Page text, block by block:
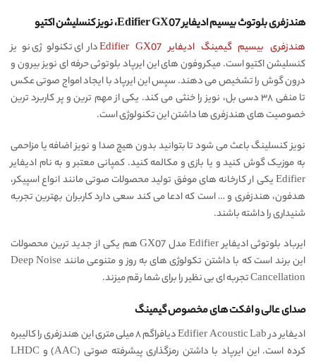
هندزفری بلوتوث بیسیم ادیفایر Edifier GX07، نویز کنسلیشن اکتیو
هندزفری بیسیم گیمینگ ادیفایر Edifier GX07
دارای تکنولوژی نویز
کنسلیشن اکتیو است. میکروفون های این ایرپاد بلوتوثی حرفه ای نویز بیرون و
درون گوش را تشخیص می دهند. سپس این ایرپاد با ایجاد امواج صوتی عکس
تا منفی ۳۸ دسی بل، نویز را خنثی می کند. یکی از مهم ترین و پر کاربرد ترین
خصوصیت های هندزفری ها داشتن این تکنولوژی است.
نویز کنسلینگ باعث می شود تا بتوانید بدون هیچ صدا و نویز اضافه یا مزاحمی
به موزیک گوش کنید و یا بازی و مکالمه کنید. کمپانی معتبر و به نام ادیفایر
Edifier یکی ار کارخانه های موفق تولید محصولات صوتی مانند انواع اسپیکر،
هدفون، هندزفری و … است که ادعا می کند سعی دارد کاربران بهترین تجربه
شنیداری را داشته باشند.
ایرباد بلوتوثی ادیفایر Edifier مدل GX07 هم یکی از جدید ترین محصولات
این برند است که با داشتن تکولوژی های به روز و متنوعی مانند Deep Noise
Cancellation تجربه ای بی نظیر را برای شما رقم میزند.
صدای عالی و افکت های مخصوص گیمینگ
ادیفایر در Edifier Acoustic Lab دیافراگم ۸ میلی متری این هندزفری را کالیبره
کرده است. این ایرپاد با داشتن رمزگذاری پیشرفته صوتی
(AAC) و LHDC